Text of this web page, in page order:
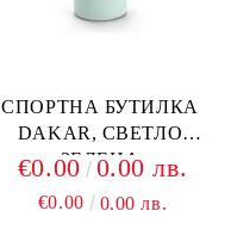
СПОРТНА БУТИЛКА
DAKAR, СВЕТЛО
ЗЕЛЕНА
€0.00 0.00 лв.
€0.00 0.00 лв.